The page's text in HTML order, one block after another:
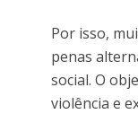
Por isso,
penas
social. O
violência e